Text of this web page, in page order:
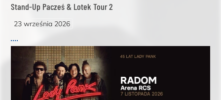
Stand-Up Pacześ & Lotek Tour 2
23 września 2026